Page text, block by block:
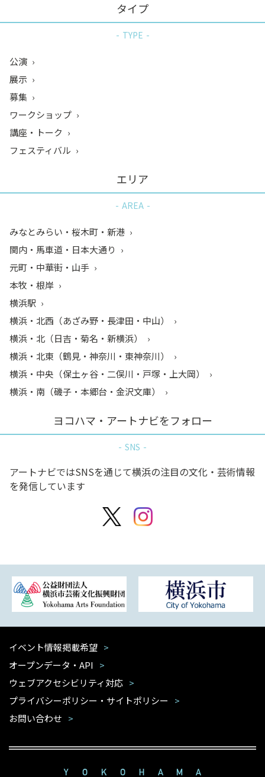
タイプ
TYPE
公演
展示
募集
ワークショップ
講座・トーク
フェスティバル
エリア
AREA
みなとみらい・桜木町・新港
関内・馬車道・日本大通り
元町・中華街・山手
本牧・根岸
横浜駅
横浜・北西（あざみ野・長津田・中山）
横浜・北（日吉・菊名・新横浜）
横浜・北東（鶴見・神奈川・東神奈川）
横浜・中央（保土ヶ谷・二俣川・戸塚・上大岡）
横浜・南（磯子・本郷台・金沢文庫）
ヨコハマ・アートナビをフォロー
SNS
アートナビではSNSを通じて横浜の注目の文化・芸術情報
を発信しています
イベント情報掲載希望
オープンデータ・API
ウェブアクセシビリティ対応
プライバシーポリシー・サイトポリシー
お問い合わせ